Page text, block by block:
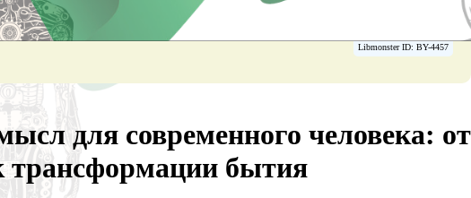
Libmonster ID: BY-4457
для современного человека: от
трансформации бытия